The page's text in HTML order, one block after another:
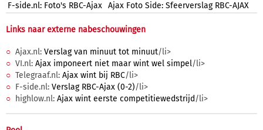
F-side.nl: Foto's RBC-Ajax Ajax Foto Side: Sfeerverslag RBC-AJAX
Links naar externe nabeschouwingen
Ajax.nl: Verslag van minuut tot minuut/li>
VI.nl: Ajax imponeert niet maar wint wel simpel/li>
Telegraaf.nl: Ajax wint bij RBC/li>
F-side.nl: Verslag RBC-Ajax (0-2)/li>
highlow.nl: Ajax wint eerste competitiewedstrijd /li>